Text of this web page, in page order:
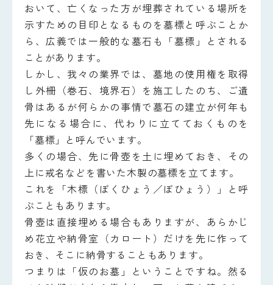
おいて、亡くなった方が埋葬されている場所を
示すための目印となるものを墓標と呼ぶことか
ら、広義では一般的な墓石も「墓標」とされる
ことがあります。
しかし、我々の業界では、墓地の使用権を取得
し外柵（巻石、境界石）を施工したのち、ご遺
骨はあるが何らかの事情で墓石の建立が何年も
先になる場合に、代わりに立てておくものを
「墓標」と呼んでいます。
多くの場合、先に骨壺を土に埋めておき、その
上に戒名などを書いた木製の墓標を立てます。
これを「木標（ぼくひょう／ぼひょう）」と呼
ぶこともあります。
骨壺は直接埋める場合もありますが、あらかじ
め花立や納骨室（カロート）だけを先に作って
おき、そこに納骨することもあります。
つまりは「仮のお墓」ということですね。然る